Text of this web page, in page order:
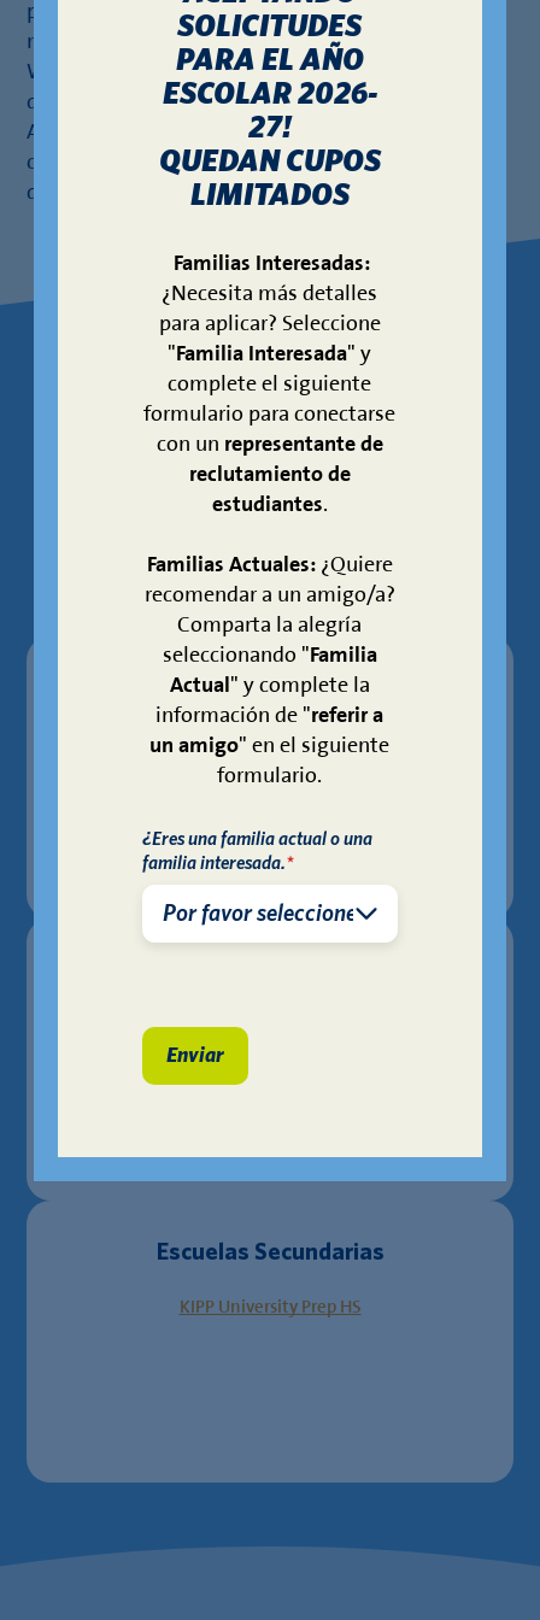
SOLICITUDES
PARA EL AÑO
ESCOLAR 2026-
27!
QUEDAN CUPOS
LIMITADOS
Familias Interesadas:
¿Necesita más detalles
para aplicar? Seleccione
"Familia Interesada" y
complete el siguiente
formulario para conectarse
con un representante de
reclutamiento de
estudiantes.
Familias Actuales:¿Quiere
recomendar a un amigo/a?
Comparta la alegría
seleccionando "Familia
Actual " y complete la
información de "referir a
un amigo" en el siguiente
formulario.
¿Eres una familia actual o una
familia interesada.*
pasión por la educación bilingüe, obtuvo una
maestría en Edgewood College en Madison,
Wisconsin, mientras enseñaba como educadora de
dos idiomas de primer grado. Al trasladarse a San
Antonio en 2017, Jordania se unió a KIPP Esperanza
como asistente de líder escolar y asumió el papel
de líder escolar en enero de 2020.
APRENDAsobre sus
escuelas
zonificación
Escuelas Primarias
KIPP Esperanza Primary
KIPP Un Mundo
KIPP Aspire Academy
KIPP Camino Academy
Escuelas Secundarias
KIPP University Prep HS